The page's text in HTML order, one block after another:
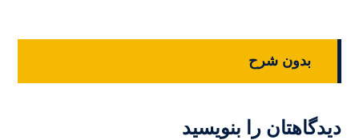
بدون شرح
دیدگاهتان را بنویسید